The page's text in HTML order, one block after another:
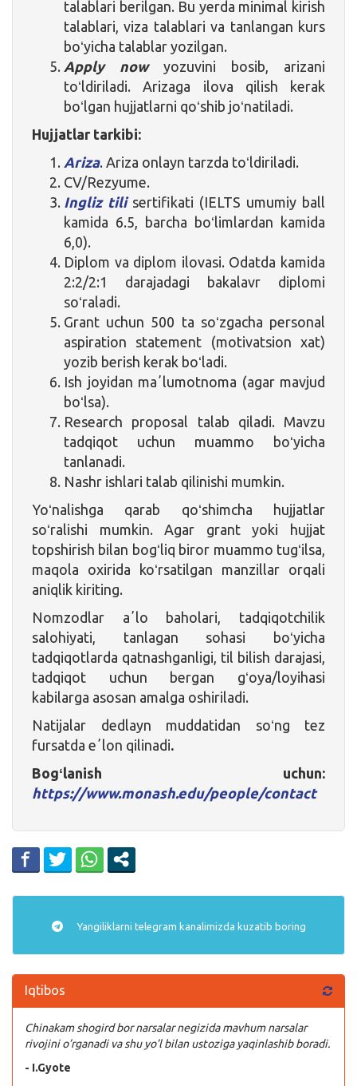
talablari berilgan. Bu yerda minimal kirish
talablari, viza talablari va tanlangan kurs
boʻyicha talablar yozilgan.
Apply nowyozuvini bosib, arizani
toʻldiriladi. Arizaga ilova qilish kerak
boʻlgan hujjatlarni qoʻshib joʻnatiladi.
Hujjatlar tarkibi:
Ariza. Ariza onlayn tarzda toʻldiriladi.
CV/Rezyume.
Ingliz tilisertifikati (IELTS umumiy ball
kamida 6.5, barcha boʻlimlardan kamida
6,0).
Diplom va diplom ilovasi. Odatda kamida
2:2/2:1 darajadagi bakalavr diplomi
soʻraladi.
Grant uchun 500 ta soʻzgacha personal
aspiration statement (motivatsion xat)
yozib berish kerak boʻladi.
Ish joyidan maʼlumotnoma (agar mavjud
boʻlsa).
Research proposal talab qiladi. Mavzu
tadqiqot uchun muammo boʻyicha
tanlanadi.
Nashr ishlari talab qilinishi mumkin.
Yoʻnalishga qarab qoʻshimcha hujjatlar
soʻralishi mumkin. Agar grant yoki hujjat
topshirish bilan bogʻliq biror muammo tugʻilsa,
maqola oxirida koʻrsatilgan manzillar orqali
aniqlik kiriting.
Nomzodlar aʼlo baholari, tadqiqotchilik
salohiyati, tanlagan sohasi boʻyicha
tadqiqotlarda qatnashganligi, til bilish darajasi,
tadqiqot uchun bergan gʻoya/loyihasi
kabilarga asosan amalga oshiriladi.
Natijalar dedlayn muddatidan soʻng tez
fursatda eʼlon qilinadi.
Bogʻlanish uchun:
https://www.monash.edu/people/contact
Yangiliklarni telegram kanalimizda kuzatib boring
Iqtibos
Chinakam shogird bor narsalar negizida mavhum narsalar
rivojini o’rganadi va shu yo’l bilan ustoziga yaqinlashib boradi.
- I.Gyote